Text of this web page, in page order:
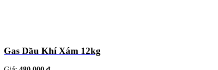
Gas Dầu Khí Xám 12kg